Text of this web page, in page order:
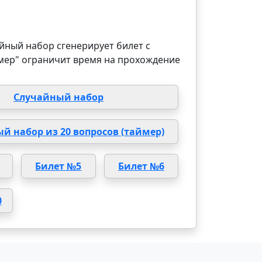
набор сгенерирует билет с
ограничит время на прохождение
Случайный набор
набор из 20 вопросов (таймер)
Билет №5 Билет №6